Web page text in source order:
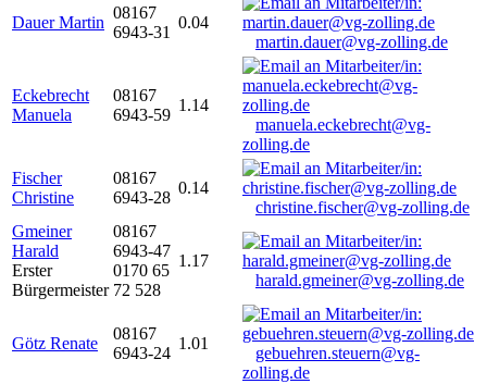
Dauer Martin
08167
6943-31
0.04
martin.dauer@vg-zolling.de
Eckebrecht
Manuela
08167
6943-59
1.14
manuela.eckebrecht@vg-
zolling.de
Fischer
Christine
08167
6943-28
0.14
christine.fischer@vg-zolling.de
Gmeiner
Harald
Erster
Bürgermeister
08167
6943-47
0170 65
72 528
1.17
harald.gmeiner@vg-zolling.de
Götz Renate
08167
6943-24
1.01
gebuehren.steuern@vg-
zolling.de